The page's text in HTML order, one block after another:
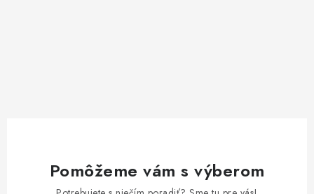
Pomôžeme vám s výberom